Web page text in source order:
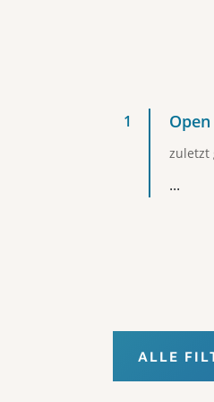
zuletzt
...
ALLE